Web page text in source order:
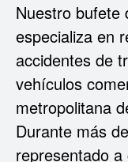
Nuestro bufete
especializa en
accidentes de
vehículos
metropolitana
Durante más
representado